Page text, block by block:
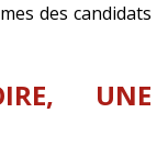
des candidats
UNE